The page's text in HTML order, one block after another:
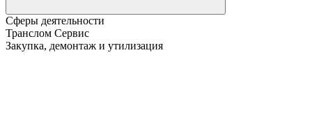
Сферы деятельности
Транслом Сервис
Закупка, демонтаж и утилизация